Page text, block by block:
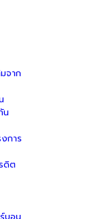
จาก
น
การ
ดิต